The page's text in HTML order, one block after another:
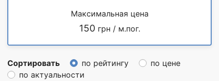
Максимальная цена
150 грн / м.пог.
Сортировать по рейтингу
по цене
по актуальности